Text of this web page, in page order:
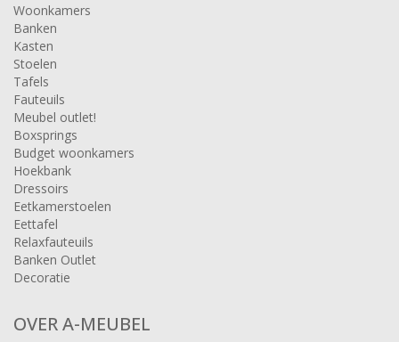
Woonkamers
Banken
Kasten
Stoelen
Tafels
Fauteuils
Meubel outlet!
Boxsprings
Budget woonkamers
Hoekbank
Dressoirs
Eetkamerstoelen
Eettafel
Relaxfauteuils
Banken Outlet
Decoratie
OVER A-MEUBEL